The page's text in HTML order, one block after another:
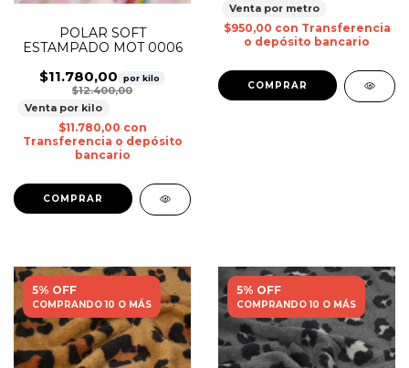
POLAR SOFT
ESTAMPADO MOT 0006
$11.780,00 por kilo
$12.400,00
Venta por kilo
$11.780,00 con
Transferencia o depósito
bancario
Venta por metro
$950,00 con Transferencia
o depósito bancario
5% OFF
COMPRANDO 10 O MÁS
5% OFF
COMPRANDO 10 O MÁS